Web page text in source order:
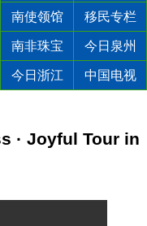
南使领馆 移民专栏
南非珠宝 今日泉州
今日浙江
中国电视
· Joyful Tour in